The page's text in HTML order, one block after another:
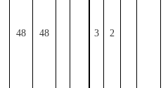
48 48 3 2